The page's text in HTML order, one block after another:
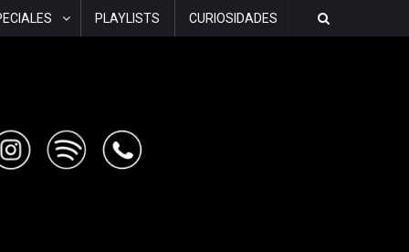
PLAYLISTS CURIOSIDADES